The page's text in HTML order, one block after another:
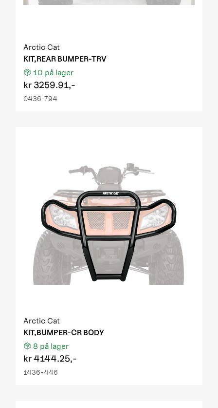
Arctic Cat
KIT,REAR BUMPER-TRV
10 på lager
kr 3259.91,-
0436-794
Arctic Cat
KIT,BUMPER-CR BODY
8 på lager
kr4144.25,-
1436-446